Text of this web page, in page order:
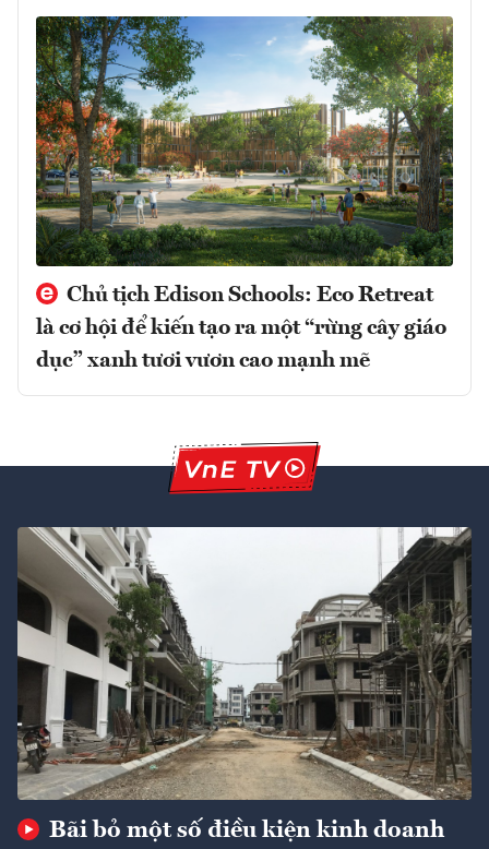
Chủ tịch Edison Schools: Eco Retreat
là cơ hội để kiến tạo ra một “rừng cây giáo
dục” xanh tươi vươn cao mạnh mẽ
Bãi bỏ một số điều kiện kinh doanh